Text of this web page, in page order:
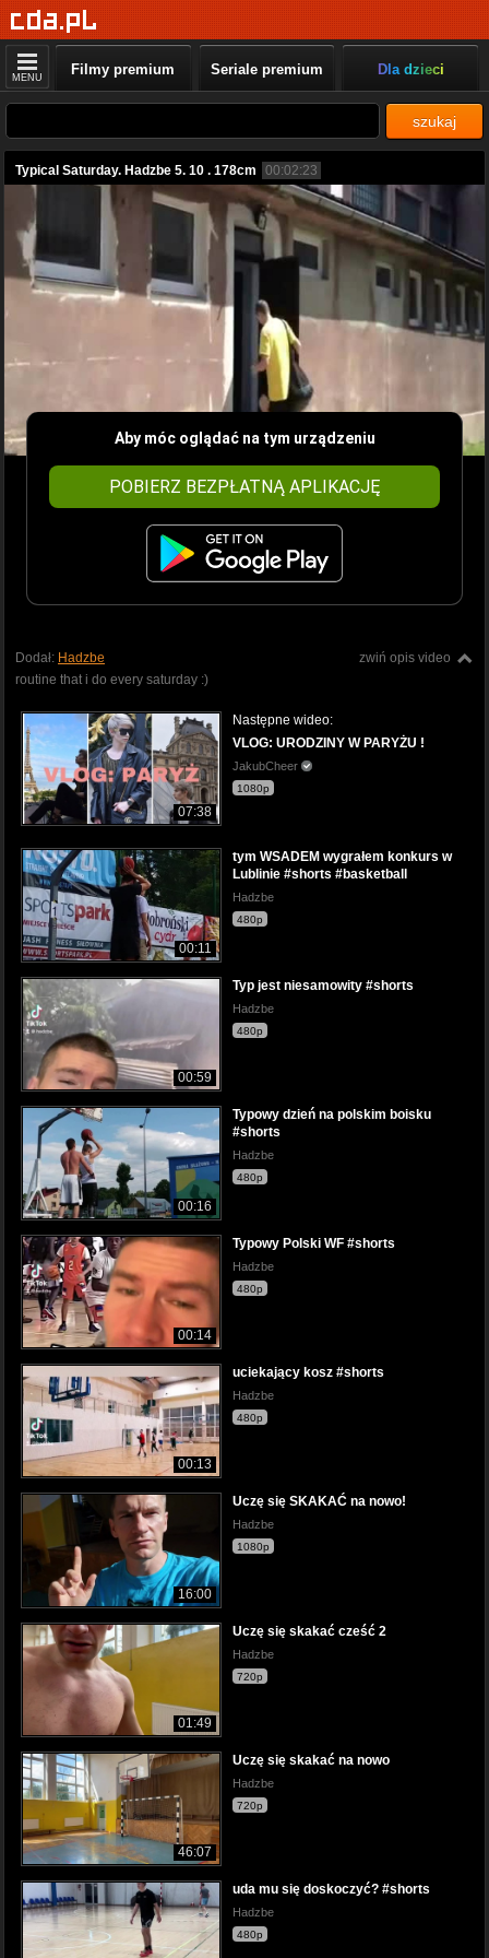
MENU Filmy premium Seriale premium Dla dzieci
szukaj
Typical Saturday. Hadzbe 5. 10 . 178cm 00:02:23
Aby móc oglądać na tym urządzeniu
POBIERZ BEZPŁATNĄ APLIKACJĘ
zwiń opis video
Dodał: Hadzbe
routine that i do every saturday :)
07:38
Następne wideo:
VLOG: URODZINY W PARYŻU !
JakubCheer
1080p
00:11
tym WSADEM wygrałem konkurs w
Lublinie #shorts #basketball
Hadzbe
480p
00:59
Typ jest niesamowity #shorts
Hadzbe
480p
00:16
Typowy dzień na polskim boisku
#shorts
Hadzbe
480p
00:14
Typowy Polski WF #shorts
Hadzbe
480p
00:13
uciekający kosz #shorts
Hadzbe
480p
16:00
Uczę się SKAKAĆ na nowo!
Hadzbe
1080p
01:49
Uczę się skakać cześć 2
Hadzbe
720p
46:07
Uczę się skakać na nowo
Hadzbe
720p
uda mu się doskoczyć? #shorts
Hadzbe
480p